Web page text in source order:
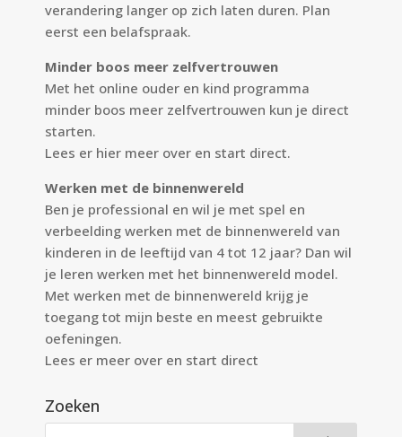
verandering langer op zich laten duren. Plan
eerst een belafspraak.
Minder boos meer zelfvertrouwen
Met het online ouder en kind programma
minder boos meer zelfvertrouwen kun je direct
starten.
Lees er hier meer over en start direct.
Werken met de binnenwereld
Ben je professional en wil je met spel en
verbeelding werken met de binnenwereld van
kinderen in de leeftijd van 4 tot 12 jaar? Dan wil
je leren werken met het binnenwereld model.
Met werken met de binnenwereld krijg je
toegang tot mijn beste en meest gebruikte
oefeningen.
Lees er meer over en start direct
Zoeken